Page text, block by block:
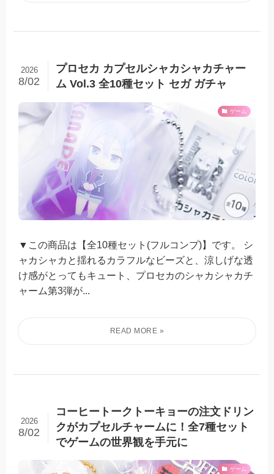
プロセカ カプセルシャカシャカチャー
ム Vol.3 全10種セット セガ ガチャ
2026
8/02
ゲーム
▼この商品は【全10種セット(フルコンプ)】です。 シ
ャカシャカと揺れるカラフルなビーズと、涼しげな透
け感がとってもキュート、プロセカのシャカシャカチ
ャーム第3弾が...
コーヒートークトーキョーの注文ドリン
クがカプセルチャームに！全7種セット
でゲームの世界観を手元に
2026
8/02
ゲーム